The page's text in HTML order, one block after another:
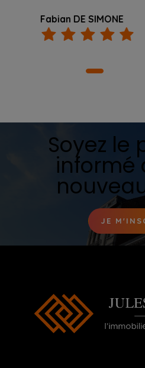
Fabian DE SIMONE
Soyez le
informé
JE